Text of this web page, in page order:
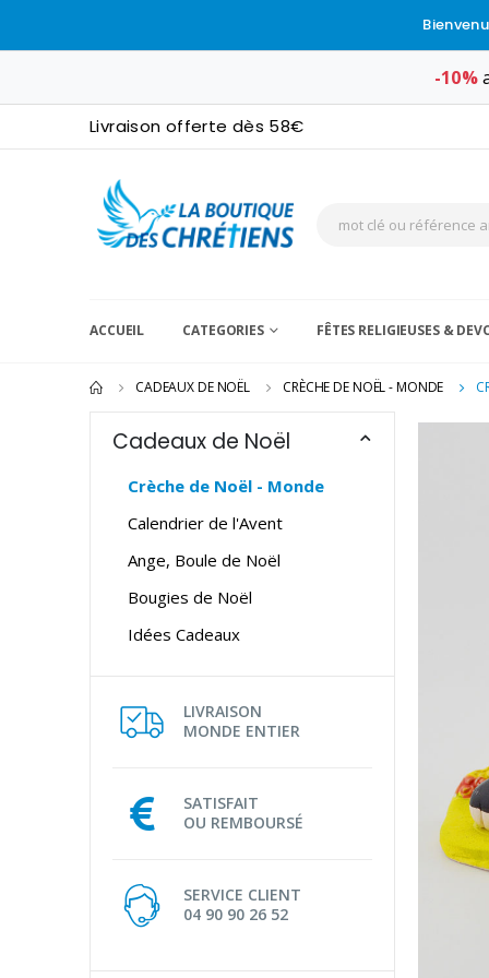
-10%
Livraison offerte dès 58€
ACCUEIL CATEGORIES FÊTES RELIGIEUSES &
CADEAUX DE NOËL CRÈCHE DE NOËL - MONDE
Cadeaux de Noël
Crèche de Noël - Monde
Calendrier de l'Avent
Ange, Boule de Noël
Bougies de Noël
Idées Cadeaux
LIVRAISON
MONDE ENTIER
SATISFAIT
OU REMBOURSÉ
SERVICE CLIENT
04 90 90 26 52